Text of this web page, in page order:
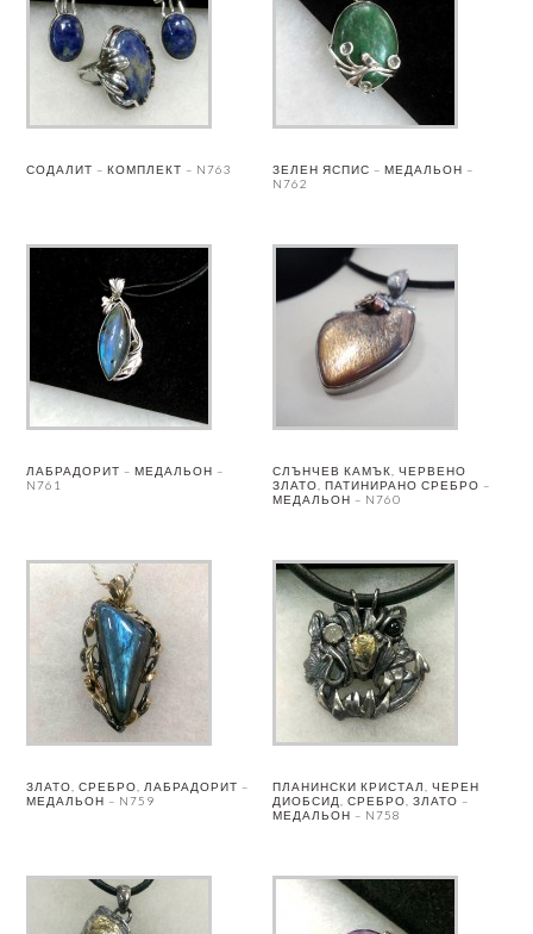
СОДАЛИТ – КОМПЛЕКТ – N763
ЗЕЛЕН ЯСПИС – МЕДАЛЬОН –
N762
ЛАБРАДОРИТ – МЕДАЛЬОН –
N761
СЛЪНЧЕВ КАМЪК, ЧЕРВЕНО
ЗЛАТО, ПАТИНИРАНО СРЕБРО –
МЕДАЛЬОН – N760
ЗЛАТО, СРЕБРО, ЛАБРАДОРИТ –
МЕДАЛЬОН – N759
ПЛАНИНСКИ КРИСТАЛ, ЧЕРЕН
ДИОБСИД, СРЕБРО, ЗЛАТО –
МЕДАЛЬОН – N758